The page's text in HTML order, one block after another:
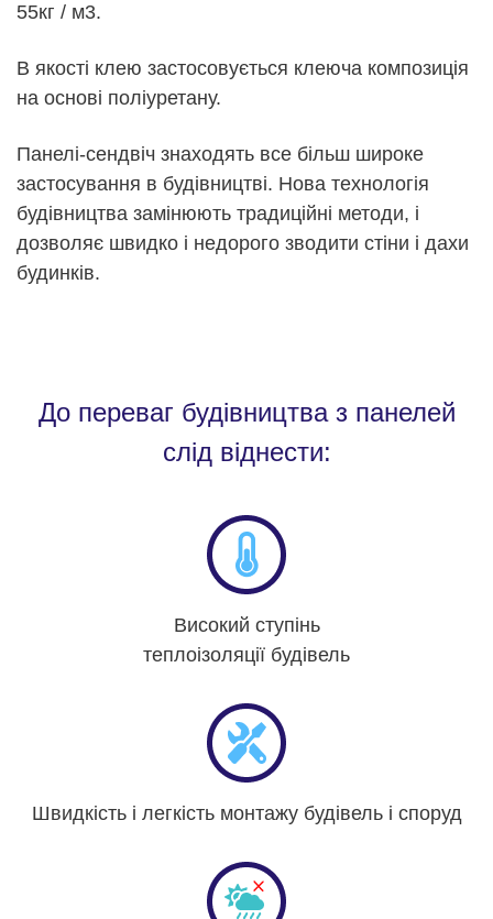
55кг / м3.
В якості клею застосовується клеюча композиція
на основі поліуретану.
Панелі-сендвіч знаходять все більш широке
застосування в будівництві. Нова технологія
будівництва замінюють традиційні методи, і
дозволяє швидко і недорого зводити стіни і дахи
будинків.
До переваг будівництва з панелей
слід віднести:
Високий ступінь
теплоізоляції будівель
Швидкість і легкість монтажу будівель і споруд